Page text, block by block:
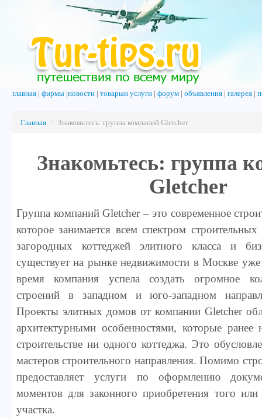
главная фирмы новости товарыи услуги форум объявления галерея
Главная / Знакомьтесь: группа компаний Gletcher
Знакомьтесь: группа
Gletcher
Группа компаний Gletcher – это современное
которое занимается всем спектром
загородных коттеджей элитного класса и
существует на рынке недвижимости в Москве уже
время компания успела создать огромное
строений в западном и юго-западном
Проекты элитных домов от компании Gletcher
архитектурными особенностями, которые ранее
строительстве ни одного коттеджа. Это
мастеров строительного направления. Помимо
предоставляет услуги по оформлению
моментов для законного приобретения того или
участка.